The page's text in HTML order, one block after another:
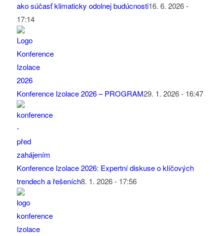
ako súčasť klimaticky odolnej budúcnosti16. 6. 2026 -
17:14
Konference Izolace 2026 – PROGRAM29. 1. 2026 - 16:47
Konference Izolace 2026: Expertní diskuse o klíčových
trendech a řešeních8. 1. 2026 - 17:56